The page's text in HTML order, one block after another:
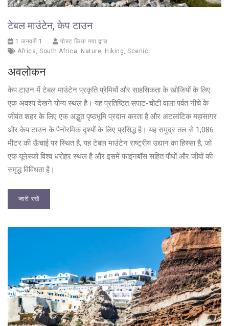
टेबल माउंटेन, केप टाउन
1 जनवरी 1
पोस्ट किया गया द्वारा
Africa, South Africa, Nature, Hiking, Scenic
अवलोकन
केप टाउन में टेबल माउंटेन प्रकृति प्रेमियों और साहसिकता के खोजियों के लिए
एक अवश्य देखने योग्य स्थल है। यह प्रतिष्ठित सपाट-चोटी वाला पर्वत नीचे के
जीवंत शहर के लिए एक अद्भुत पृष्ठभूमि प्रदान करता है और अटलांटिक महासागर
और केप टाउन के पैनोरमिक दृश्यों के लिए प्रसिद्ध है। यह समुद्र तल से 1,086
मीटर की ऊँचाई पर स्थित है, यह टेबल माउंटेन राष्ट्रीय उद्यान का हिस्सा है, जो
एक यूनेस्को विश्व धरोहर स्थल है और इसमें फाइनबॉस सहित पौधों और जीवों की
समृद्ध विविधता है।
जारी रखें